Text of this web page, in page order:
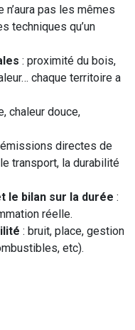
pas les mêmes
techniques qu’un
: proximité du bois,
chaque territoire a
chaleur douce,
directes de
transport, la durabilité
le bilan sur la durée :
réelle.
: bruit, place, gestion
etc).